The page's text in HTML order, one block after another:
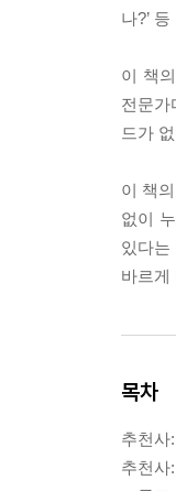
나?’
이 책
전문가
드가
이 책
없이
있다는
바르게
목차
추천사
추천사